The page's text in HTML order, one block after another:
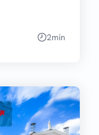
2min